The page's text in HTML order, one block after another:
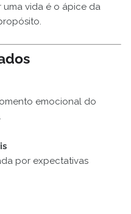
vida é o ápice da
emocional do
por expectativas